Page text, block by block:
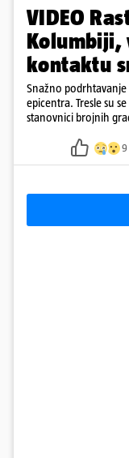
VIDEO
Kolumbiji,
kontaktu
Snažno
epicentra. Tresle su
stanovnici brojnih
9